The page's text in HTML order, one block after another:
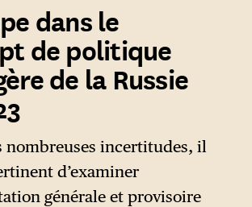
dans le
de politique
de la Russie
nombreuses incertitudes, il
d’examiner
générale et provisoire